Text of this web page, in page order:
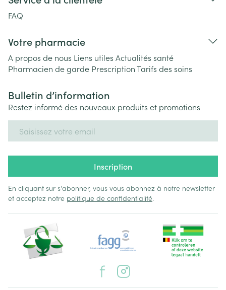
FAQ
Votre pharmacie
A propos de nous Liens utiles Actualités santé
Pharmacien de garde PrescriptionTarifs des soins
Bulletin d’information
Restez informé des nouveaux produits et promotions
Inscription
En cliquant sur s'abonner, vous vous abonnez à notre newsletter
et acceptez notre politique de confidentialité.